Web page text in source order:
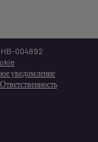
HB-004892
уведомление